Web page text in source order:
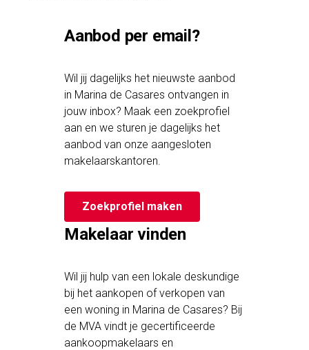
Aanbod per email?
Wil jij dagelijks het nieuwste aanbod
in Marina de Casares ontvangen in
jouw inbox? Maak een zoekprofiel
aan en we sturen je dagelijks het
aanbod van onze aangesloten
makelaarskantoren.
Zoekprofiel maken
Makelaar vinden
Wil jij hulp van een lokale deskundige
bij het aankopen of verkopen van
een woning in Marina de Casares? Bij
de MVA vindt je gecertificeerde
aankoopmakelaars en